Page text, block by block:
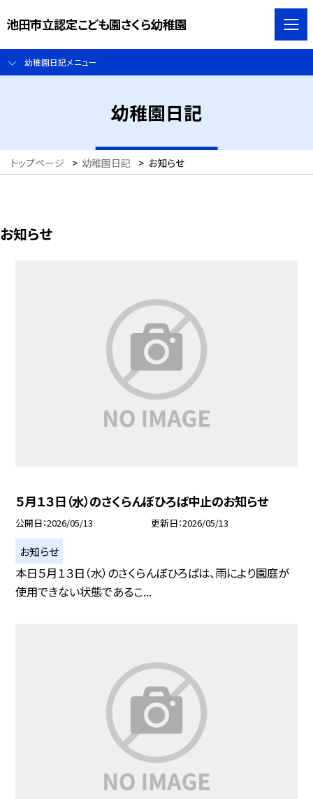
池田市立認定こども園さくら幼稚園
幼稚園日記メニュー
幼稚園日記
トップページ > 幼稚園日記 > お知らせ
お知らせ
５月１３日（水）のさくらんぼひろば中止のお知らせ
公開日 2026/05/13 更新日 2026/05/13
お知らせ
本日５月１３日（水）のさくらんぼひろばは、雨により園庭が
使用できない状態であるこ...